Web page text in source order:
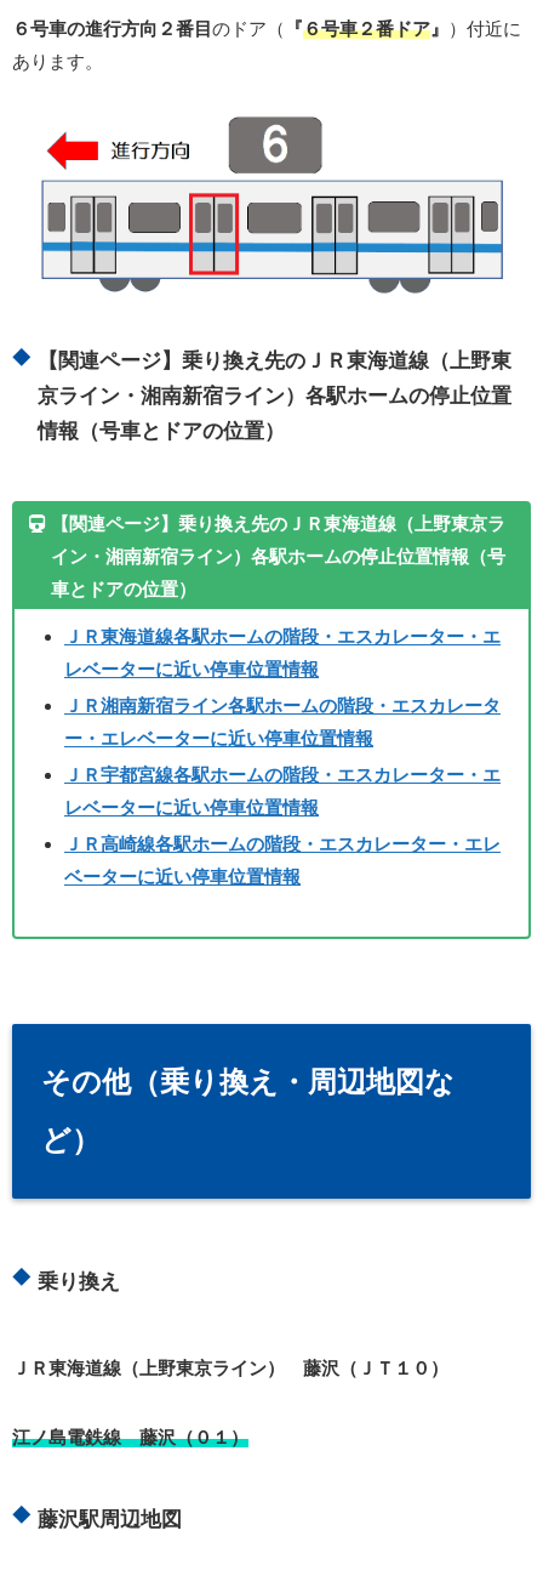
６号車の進行方向２番目 のドア（ 『６号車２番ドア 』 ）付近に
あります。
【関連ページ】乗り換え先のＪＲ東海道線（上野東
京ライン・湘南新宿ライン）各駅ホームの停止位置
情報（号車とドアの位置）
【関連ページ】乗り換え先のＪＲ東海道線（上野東京ラ
イン・湘南新宿ライン）各駅ホームの停止位置情報（号
車とドアの位置）
ＪＲ東海道線各駅ホームの階段・エスカレーター・エ
レベーターに近い停車位置情報
ＪＲ湘南新宿ライン各駅ホームの階段・エスカレータ
ー・エレベーターに近い停車位置情報
ＪＲ宇都宮線各駅ホームの階段・エスカレーター・エ
レベーターに近い停車位置情報
ＪＲ高崎線各駅ホームの階段・エスカレーター・エレ
ベーターに近い停車位置情報
その他（乗り換え・周辺地図な
ど）
乗り換え
ＪＲ東海道線（上野東京ライン） 藤沢（ＪＴ１０）
江ノ島電鉄線 藤沢（０１）
藤沢駅周辺地図